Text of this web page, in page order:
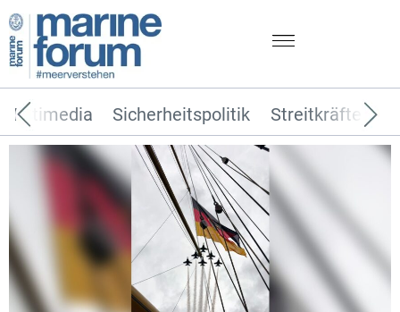
Sicherheitspolitik Streitkräfte
Multimedia